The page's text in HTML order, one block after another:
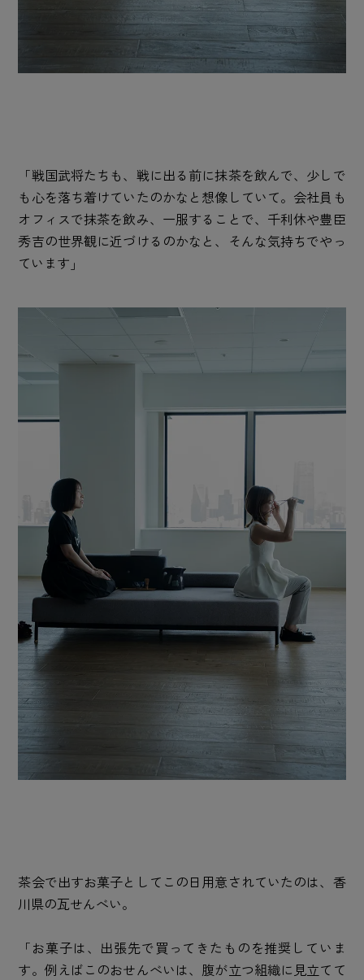
「戦国武将たちも、戦に出る前に抹茶を飲んで、少しで
も心を落ち着けていたのかなと想像していて。会社員も
オフィスで抹茶を飲み、一服することで、千利休や豊臣
秀吉の世界観に近づけるのかなと、そんな気持ちでやっ
ています」
茶会で出すお菓子としてこの日用意されていたのは、香
川県の瓦せんべい。
「お菓子は、出張先で買ってきたものを推奨していま
す。例えばこのおせんべいは、腹が立つ組織に見立てて